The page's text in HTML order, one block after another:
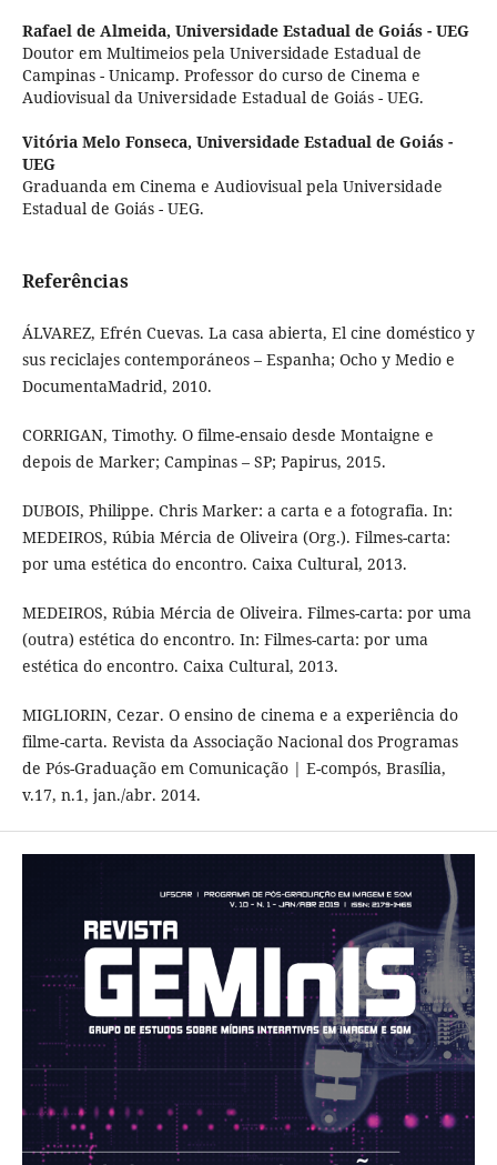
Rafael de Almeida, Universidade Estadual de Goiás - UEG
Doutor em Multimeios pela Universidade Estadual de
Campinas - Unicamp. Professor do curso de Cinema e
Audiovisual da Universidade Estadual de Goiás - UEG.
Vitória Melo Fonseca, Universidade Estadual de Goiás -
UEG
Graduanda em Cinema e Audiovisual pela Universidade
Estadual de Goiás - UEG.
Referências
ÁLVAREZ, Efrén Cuevas. La casa abierta, El cine doméstico y
sus reciclajes contemporáneos – Espanha; Ocho y Medio e
DocumentaMadrid, 2010.
CORRIGAN, Timothy. O filme-ensaio desde Montaigne e
depois de Marker; Campinas – SP; Papirus, 2015.
DUBOIS, Philippe. Chris Marker: a carta e a fotografia. In:
MEDEIROS, Rúbia Mércia de Oliveira (Org.). Filmes-carta:
por uma estética do encontro. Caixa Cultural, 2013.
MEDEIROS, Rúbia Mércia de Oliveira. Filmes-carta: por uma
(outra) estética do encontro. In: Filmes-carta: por uma
estética do encontro. Caixa Cultural, 2013.
MIGLIORIN, Cezar. O ensino de cinema e a experiência do
filme-carta. Revista da Associação Nacional dos Programas
de Pós-Graduação em Comunicação | E-compós, Brasília,
v.17, n.1, jan./abr. 2014.